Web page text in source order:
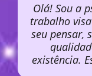
Olá! Sou a
trabalho
seu pensar,
existência.